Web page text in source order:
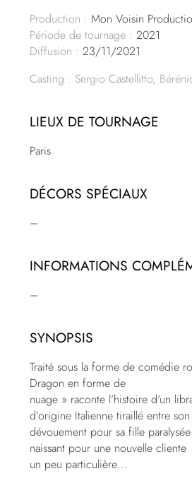
Production : Mon Voisin
Période de tournage : 2021
Diffusion : 23/11/2021
Casting : Sergio Castellitto,
LIEUX DE TOURNAGE
Paris
DÉCORS SPÉCIAUX
–
INFORMATIONS
–
SYNOPSIS
Traité sous la forme de comédie
Dragon en forme de
nuage » raconte l’histoire d’un
d’origine Italienne tiraillé entre son
dévouement pour sa fille
naissant pour une nouvelle cliente
un peu particulière…